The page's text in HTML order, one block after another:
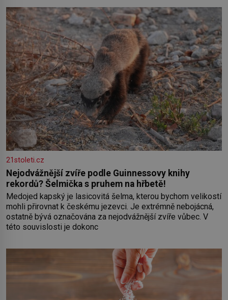
nesmírně dobře zachovalá, přičítají odborníci zdejším
klimatickým podmínkám. Sucho, prosolené písky a extrémně
21stoleti.cz
Nejodvážnější zvíře podle Guinnessovy knihy
rekordů? Šelmička s pruhem na hřbetě!
Medojed kapský je lasicovitá šelma, kterou bychom velikostí
mohli přirovnat k českému jezevci. Je extrémně nebojácná,
ostatně bývá označována za nejodvážnější zvíře vůbec. V
této souvislosti je dokonc